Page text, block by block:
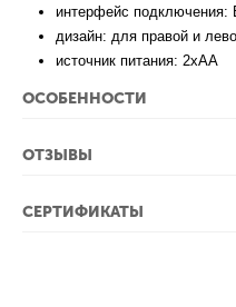
интерфейс подключения:
дизайн: для правой и
источник питания: 2xAA
ОСОБЕННОСТИ
ОТЗЫВЫ
СЕРТИФИКАТЫ